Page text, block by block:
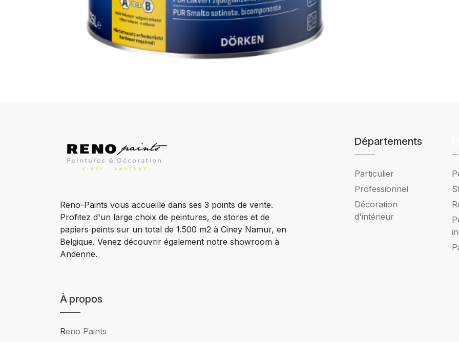
Reno-Paints vous accueille dans ses 3 points de vente.
Profitez d'un large choix de peintures, de stores et de
papiers peints sur un total de 1.500 m2 à Ciney Namur, en
Belgique. Venez découvrir également notre showroom à
Andenne.
Départements
Particulier
Professionnel
Décoration
d'intérieur
À propos
Reno Paints